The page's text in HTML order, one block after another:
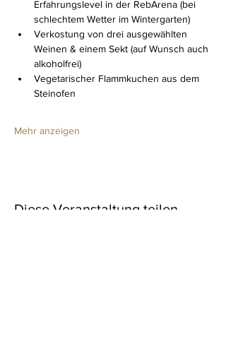
Erfahrungslevel in der RebArena (bei
schlechtem Wetter im Wintergarten)
Verkostung von drei ausgewählten
Weinen & einem Sekt (auf Wunsch auch
alkoholfrei)
Vegetarischer Flammkuchen aus dem
Steinofen
Mehr anzeigen
Diese Veranstaltung teilen